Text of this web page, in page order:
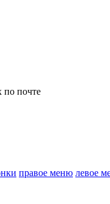
по почте
правое меню левое